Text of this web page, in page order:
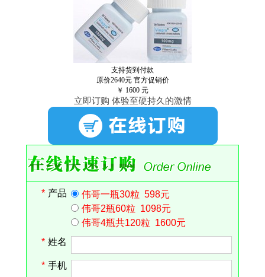
支持货到付款
原价2640元 官方促销价
￥ 1600 元
立即订购 体验至硬持久的激情